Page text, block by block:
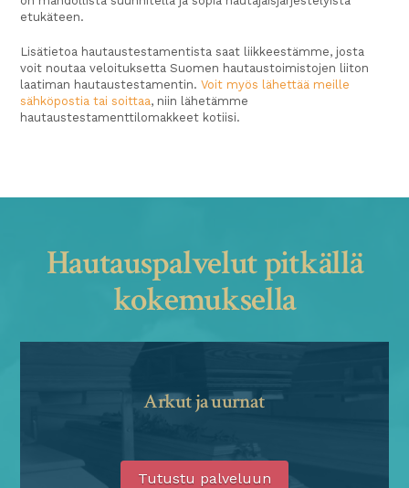
etukäteen.
Lisätietoa hautaustestamentista saat liikkeestämme, josta
voit noutaa veloituksetta Suomen hautaustoimistojen liiton
laatiman hautaustestamentin. Voit myös lähettää meille
sähköpostia tai soittaa, niin lähetämme
hautaustestamenttilomakkeet kotiisi.
Hautauspalvelut pitkällä
kokemuksella
Arkut ja uurnat
Tutustu palveluun